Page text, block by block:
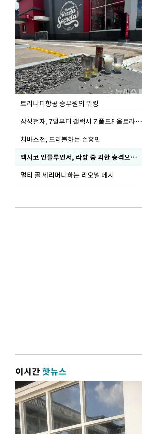
트리니티항공 승무원의 워킹
삼성전자, 7일부터 갤럭시 Z 폴드8 울트라·폴드8·플립8 출시
치바스전, 드리블하는 손흥민
멕시코 인플루언서, 라방 중 괴한 총격으로 사망
멀티 골 세리머니하는 리오넬 메시
이시간핫뉴스